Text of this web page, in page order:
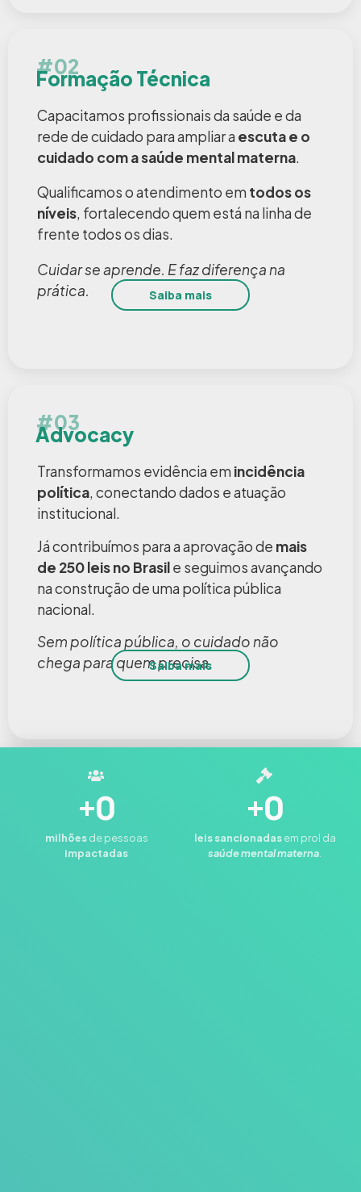
#02
Formação Técnica
Capacitamos profissionais da saúde e da
rede de cuidado para ampliar a escuta e o
cuidado com a saúde mental materna.
Qualificamos o atendimento em todos os
níveis, fortalecendo quem está na linha de
frente todos os dias.
Cuidar se aprende. E faz diferença na
prática.
Saiba mais
#03
Advocacy
Transformamos evidência em incidência
política, conectando dados e atuação
institucional.
Já contribuímos para a aprovação de mais
de 250 leis no Brasile seguimos avançando
na construção de uma política pública
nacional.
Sem política pública, o cuidado não
chega para quem precisa.
Saiba mais
+0
milhõesde pessoas
impactadas
+0
leissancionadasem prol da
saúde mental materna